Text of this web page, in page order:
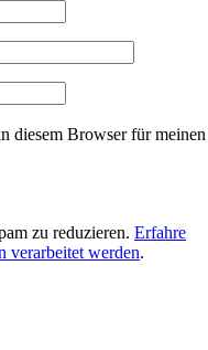
diesem Browser für meinen
zu reduzieren. Erfahre
verarbeitet werden.